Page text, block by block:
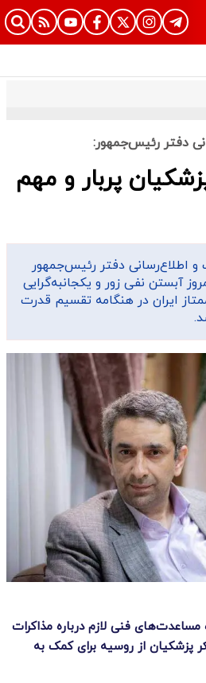
دفتر رئیس‌جمهور:
پربار و مهم
و اطلاع‌رسانی دفتر رئیس‌جمهور
آبستن نفی زور و یکجانبه‌گرایی
ایران در هنگامه تقسیم قدرت
مساعدت‌های فنی لازم درباره مذاکرات
پزشکیان از روسیه برای کمک به